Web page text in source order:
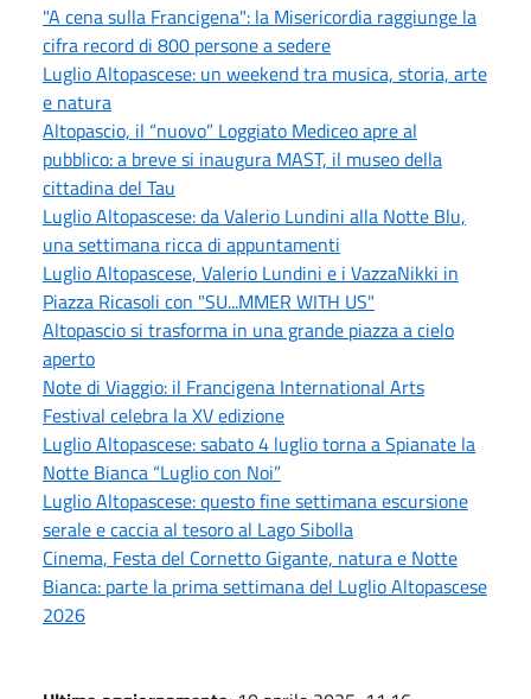
"A cena sulla Francigena": la Misericordia raggiunge la
cifra record di 800 persone a sedere
Luglio Altopascese: un weekend tra musica, storia, arte
e natura
Altopascio, il “nuovo” Loggiato Mediceo apre al
pubblico: a breve si inaugura MAST, il museo della
cittadina del Tau
Luglio Altopascese: da Valerio Lundini alla Notte Blu,
una settimana ricca di appuntamenti
Luglio Altopascese, Valerio Lundini e i VazzaNikki in
Piazza Ricasoli con "SU...MMER WITH US"
Altopascio si trasforma in una grande piazza a cielo
aperto
Note di Viaggio: il Francigena International Arts
Festival celebra la XV edizione
Luglio Altopascese: sabato 4 luglio torna a Spianate la
Notte Bianca “Luglio con Noi”
Luglio Altopascese: questo fine settimana escursione
serale e caccia al tesoro al Lago Sibolla
Cinema, Festa del Cornetto Gigante, natura e Notte
Bianca: parte la prima settimana del Luglio Altopascese
2026